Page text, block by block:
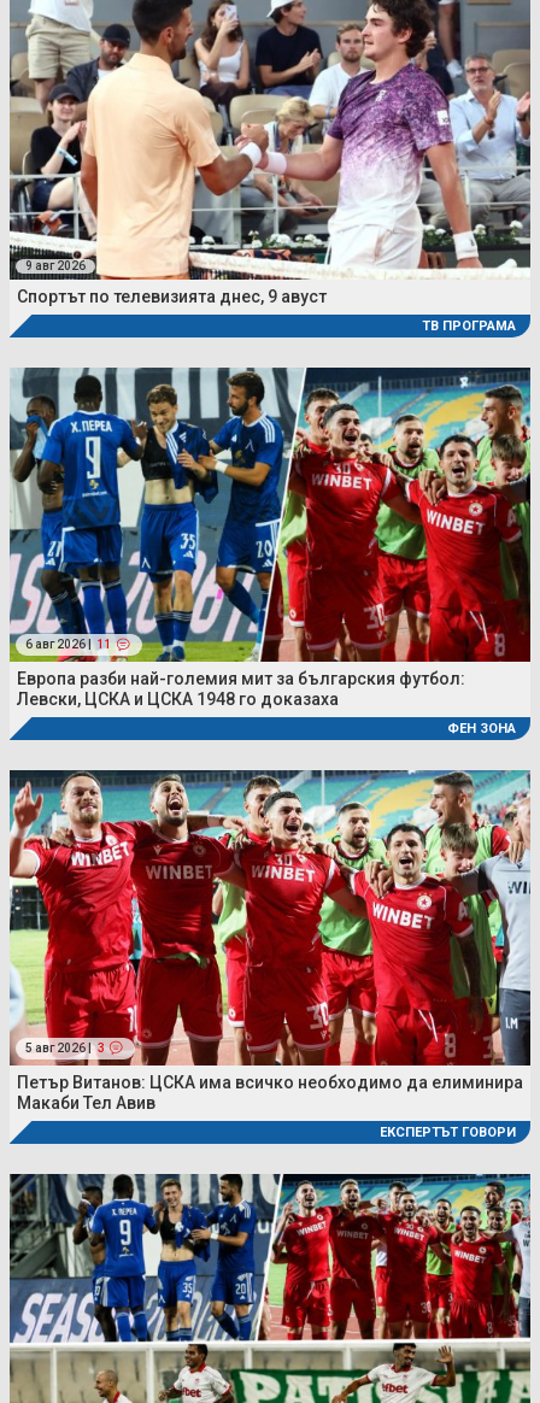
9 авг 2026
Спортът по телевизията днес, 9 авуст
ТВ ПРОГРАМА
6 авг 2026 | 11
Европа разби най-големия мит за българския футбол:
Левски, ЦСКА и ЦСКА 1948 го доказаха
ФЕН ЗОНА
5 авг 2026 | 3
Петър Витанов: ЦСКА има всичко необходимо да елиминира
Макаби Тел Авив
ЕКСПЕРТЪТ ГОВОРИ